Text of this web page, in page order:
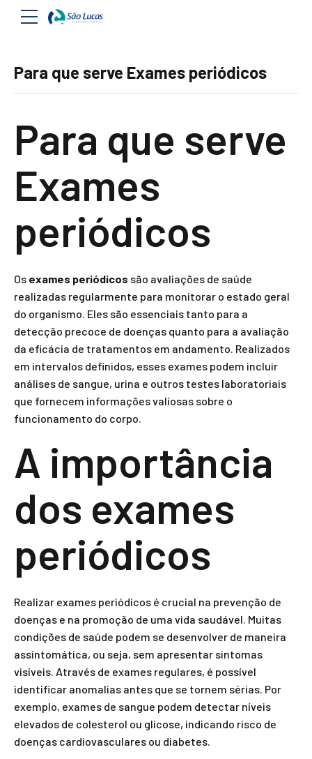
Para que serve Exames periódicos
Para que serve
Exames
periódicos
Os exames periódicos são avaliações de saúde
realizadas regularmente para monitorar o estado geral
do organismo. Eles são essenciais tanto para a
detecção precoce de doenças quanto para a avaliação
da eficácia de tratamentos em andamento. Realizados
em intervalos definidos, esses exames podem incluir
análises de sangue, urina e outros testes laboratoriais
que fornecem informações valiosas sobre o
funcionamento do corpo.
A importância
dos exames
periódicos
Realizar exames periódicos é crucial na prevenção de
doenças e na promoção de uma vida saudável. Muitas
condições de saúde podem se desenvolver de maneira
assintomática, ou seja, sem apresentar sintomas
visíveis. Através de exames regulares, é possível
identificar anomalias antes que se tornem sérias. Por
exemplo, exames de sangue podem detectar níveis
elevados de colesterol ou glicose, indicando risco de
doenças cardiovasculares ou diabetes.